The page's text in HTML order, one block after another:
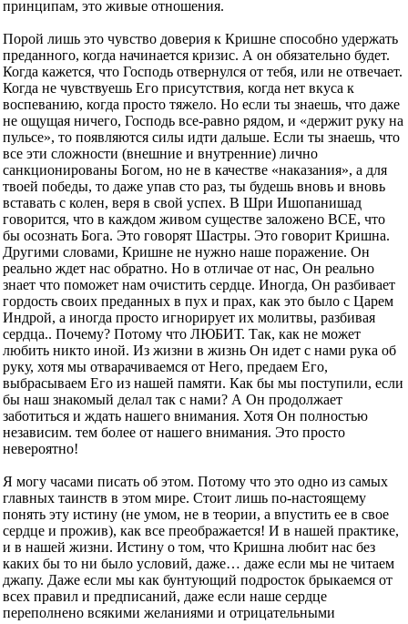
принципам, это живые отношения.
Порой лишь это чувство доверия к Кришне способно удержать
преданного, когда начинается кризис. А он обязательно будет.
Когда кажется, что Господь отвернулся от тебя, или не отвечает.
Когда не чувствуешь Его присутствия, когда нет вкуса к
воспеванию, когда просто тяжело. Но если ты знаешь, что даже
не ощущая ничего, Господь все-равно рядом, и «держит руку на
пульсе», то появляются силы идти дальше. Если ты знаешь, что
все эти сложности (внешние и внутренние) лично
санкционированы Богом, но не в качестве «наказания», а для
твоей победы, то даже упав сто раз, ты будешь вновь и вновь
вставать с колен, веря в свой успех. В Шри Ишопанишад
говорится, что в каждом живом существе заложено ВСЕ, что
бы осознать Бога. Это говорят Шастры. Это говорит Кришна.
Другими словами, Кришне не нужно наше поражение. Он
реально ждет нас обратно. Но в отличае от нас, Он реально
знает что поможет нам очистить сердце. Иногда, Он разбивает
гордость своих преданных в пух и прах, как это было с Царем
Индрой, а иногда просто игнорирует их молитвы, разбивая
сердца.. Почему? Потому что ЛЮБИТ. Так, как не может
любить никто иной. Из жизни в жизнь Он идет с нами рука об
руку, хотя мы отварачиваемся от Него, предаем Его,
выбрасываем Его из нашей памяти. Как бы мы поступили, если
бы наш знакомый делал так с нами? А Он продолжает
заботиться и ждать нашего внимания. Хотя Он полностью
независим. тем более от нашего внимания. Это просто
невероятно!
Я могу часами писать об этом. Потому что это одно из самых
главных таинств в этом мире. Стоит лишь по-настоящему
понять эту истину (не умом, не в теории, а впустить ее в свое
сердце и прожив), как все преображается! И в нашей практике,
и в нашей жизни. Истину о том, что Кришна любит нас без
каких бы то ни было условий, даже… даже если мы не читаем
джапу. Даже если мы как бунтующий подросток брыкаемся от
всех правил и предписаний, даже если наше сердце
переполнено всякими желаниями и отрицательными